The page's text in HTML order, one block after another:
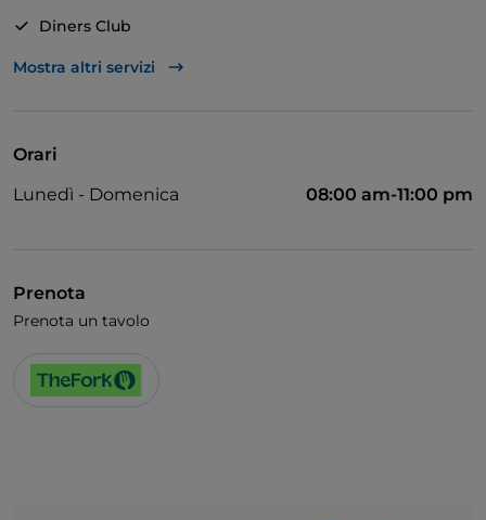
Diners Club
Mastercard
Mostra altri servizi
Orari
Lunedì - Domenica
08:00 am-11:00 pm
Prenota
Prenota un tavolo